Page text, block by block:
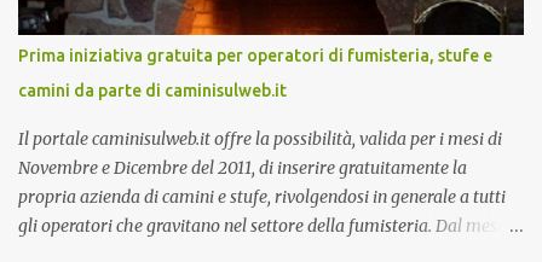
clienti ”. I punti che verranno affrontati sono il Customer care, lo
stato dell’arte e i punti di miglioramento, quali i molteplici canali di
comunicazione e quali utilizzare in ottica di miglioramento, le
previsioni da oggi al 2030 su come rispondere alle aspettative del
c...
Prima iniziativa gratuita per operatori di fumisteria, stufe e
camini da parte di caminisulweb.it
Il portale caminisulweb.it offre la possibilità, valida per i mesi di
Novembre e Dicembre del 2011, di inserire gratuitamente la
propria azienda di camini e stufe, rivolgendosi in generale a tutti
gli operatori che gravitano nel settore della fumisteria. Dal mese di